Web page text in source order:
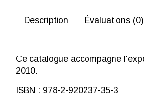
Description Évaluations (0)
Ce catalogue accompagne
2010.
ISBN : 978-2-920237-35-3